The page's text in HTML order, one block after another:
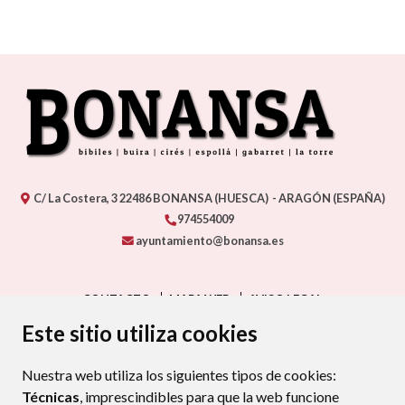
Este sitio utiliza cookies
Nuestra web utiliza los siguientes tipos de cookies:
Técnicas, imprescindibles para que la web funcione
C/ La Costera, 322486 BONANSA (HUESCA) - ARAGÓN (ESPAÑA)
974554009
ayuntamiento@bonansa.es
CONTACTO MAPA WEB
AVISO LEGAL
PROTECCIÓN DE DATOS
POLÍTICA DE COOKIES